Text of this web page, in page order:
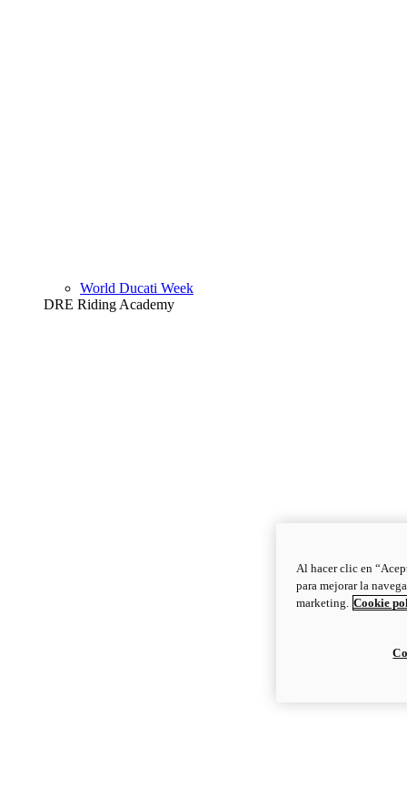
World Ducati Week
DRE Riding Academy
Al hacer clic en
para mejorar la
marketing. Cookie